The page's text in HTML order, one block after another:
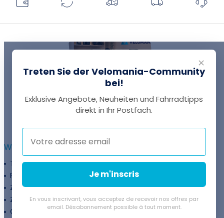
EINE FRAGE?
WEITERFÜHRENDE INFORMATIONEN :
Treueprogramm
Unternehmen
Finanzierung
Treueprogramm
Zahlungsflexibilität
Fahrradanpassung
Zuschüsse
Rückgaberichtlinie
Gutschein
Velovermietung
✕
Treten Sie der Velomania-Community
bei!
Exklusive Angebote, Neuheiten und Fahrradtipps
direkt in Ihr Postfach.
Je m'inscris
En vous inscrivant, vous acceptez de recevoir nos offres par
email. Désabonnement possible à tout moment.